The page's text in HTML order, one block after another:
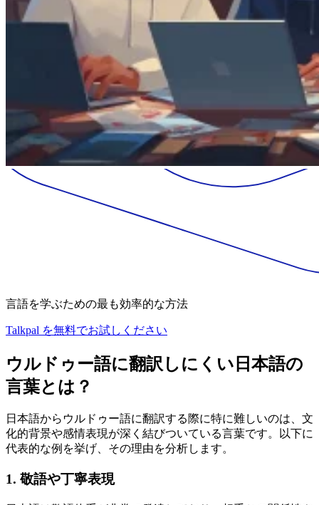
言語を学ぶための最も効率的な方法
Talkpal を無料でお試しください
ウルドゥー語に翻訳しにくい日本語の
言葉とは？
日本語からウルドゥー語に翻訳する際に特に難しいのは、文
化的背景や感情表現が深く結びついている言葉です。以下に
代表的な例を挙げ、その理由を分析します。
1. 敬語や丁寧表現